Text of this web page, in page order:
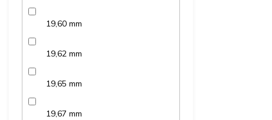
19,60 mm
19,62 mm
19,65 mm
19,67 mm